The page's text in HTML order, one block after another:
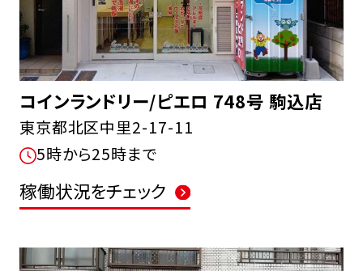
コインランドリー/ピエロ 748号 駒込店
東京都北区中里2-17-11
5時から25時まで
稼働状況をチェック